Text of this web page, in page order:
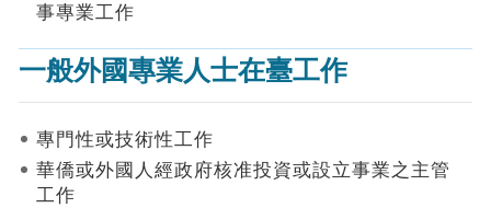
及
工
知
事專業工作
一般外國專業人士在臺工作
專門性或技術性工作
華僑或外國人經政府核准投資或設立事業之主管
工作